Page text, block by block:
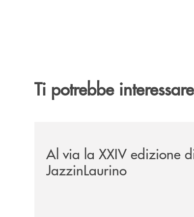
Ti potrebbe
Al via la XXIV edizione
JazzinLaurino